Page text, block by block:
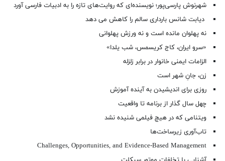
شهرنوش پارسی‌پور؛ نویسنده‌ای که روایت‌های تازه را به ادبیات فارسی آورد
دیابت شانس بارداری سالم را کاهش می دهد
نه پهلوان مانده است و نه ورزش پهلوانی
«سرو ایران، کاج کریسمس، شب یلدا»
الزامات ایمنی خانوار در برابر زلزله
زن، جانِ شهر است
روزی برای اندیشیدن به آینده آموزش
چهل سال گذار از برنامه تا واقعیت
ویتنامی که در هیچ فیلمی شنیده نشد
تاب‌آوری زیرساخت‌ها
Challenges, Opportunities, and Evidence-Based Management